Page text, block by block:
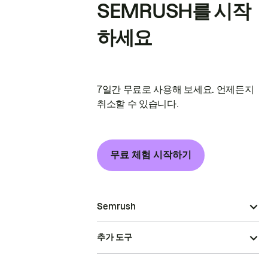
SEMRUSH를 시작
하세요
7일간 무료로 사용해 보세요. 언제든지
취소할 수 있습니다.
무료 체험 시작하기
Semrush
추가 도구